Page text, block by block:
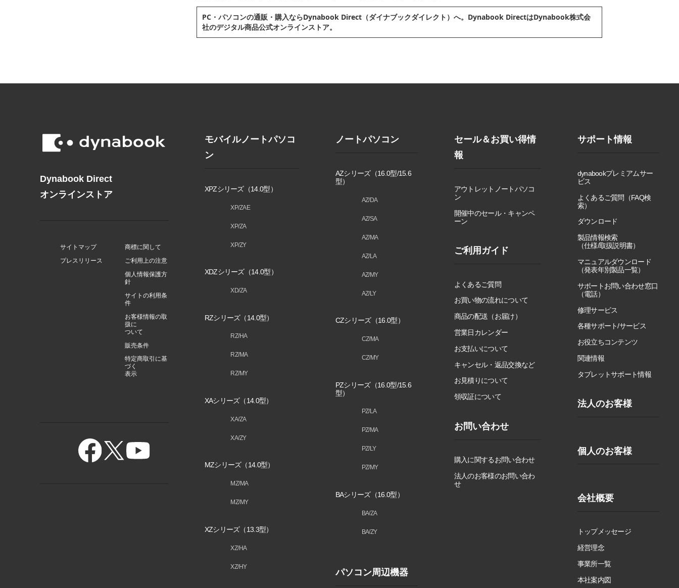
PC・パソコンの通販・購⼊ならDynabook Direct（ダイナブックダイレクト）へ。Dynabook DirectはDynabook株式会
社のデジタル商品公式オンラインストア。
Dynabook Direct
オンラインストア
サイトマップ
プレスリリース
商標に関して
ご利用上の注意
個人情報保護方
針
サイトの利用条
件
お客様情報の取
扱に
ついて
販売条件
特定商取引に基
づく
表示
モバイルノートパソコ
ン
XPZシリーズ（14.0型）
XP/ZAE
XP/ZA
XP/ZY
XDZシリーズ（14.0型）
XD/ZA
RZシリーズ（14.0型）
RZ/HA
RZ/MA
RZ/MY
XAシリーズ（14.0型）
XA/ZA
XA/ZY
MZシリーズ（14.0型）
MZ/MA
MZ/MY
XZシリーズ（13.3型）
XZ/HA
XZ/HY
ノートパソコン
AZシリーズ（16.0型/15.6
型）
AZ/DA
AZ/SA
AZ/MA
AZ/LA
AZ/MY
AZ/LY
CZシリーズ（16.0型）
CZ/MA
CZ/MY
PZシリーズ（16.0型/15.6
型）
PZ/LA
PZ/MA
PZ/LY
PZ/MY
BAシリーズ（16.0型）
BA/ZA
BA/ZY
パソコン周辺機器
セール＆お買い得情
報
アウトレットノートパソコ
ン
開催中のセール・キャンペ
ーン
ご利用ガイド
よくあるご質問
お買い物の流れについて
商品の配送（お届け）
営業日カレンダー
お支払いについて
キャンセル・返品交換など
お見積りについて
領収証について
お問い合わせ
購入に関するお問い合わせ
法人のお客様のお問い合わ
せ
サポート情報
dynabookプレミアムサー
ビス
よくあるご質問（FAQ検
索）
ダウンロード
製品情報検索
（仕様/取扱説明書）
マニュアルダウンロード
（発表年別製品一覧）
サポートお問い合わせ窓口
（電話）
修理サービス
各種サポート/サービス
お役立ちコンテンツ
関連情報
タブレットサポート情報
法人のお客様
個人のお客様
会社概要
トップメッセージ
経営理念
事業所一覧
本社案内図